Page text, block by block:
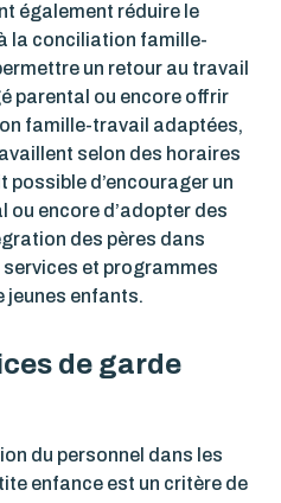
également réduire le
la conciliation famille-
un retour au travail
parental ou encore offrir
famille-travail adaptées,
selon des horaires
possible d’encourager un
ou encore d’adopter des
des pères dans
services et programmes
jeunes enfants.
de garde
du personnel dans les
enfance est un critère de